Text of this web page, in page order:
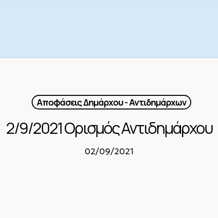
Αποφάσεις Δημάρχου - Αντιδημάρχων
2/9/2021 Ορισμός Αντιδημάρχου
02/09/2021